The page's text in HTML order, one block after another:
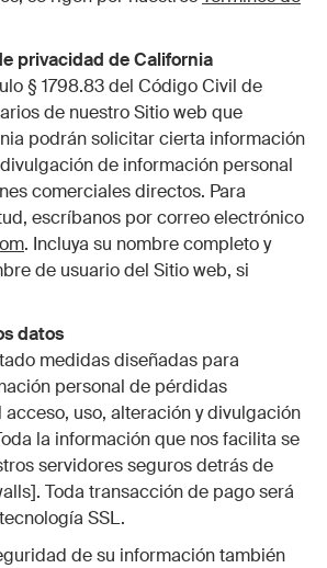
privacidad de California
§ 1798.83 del Código Civil de
de nuestro Sitio web que
podrán solicitar cierta información
de información personal
comerciales directos. Para
escríbanos por correo electrónico
. Incluya su nombre completo y
de usuario del Sitio web, si
datos
medidas diseñadas para
personal de pérdidas
uso, alteración y divulgación
la información que nos facilita se
servidores seguros detrás de
Toda transacción de pago será
SSL.
de su información también